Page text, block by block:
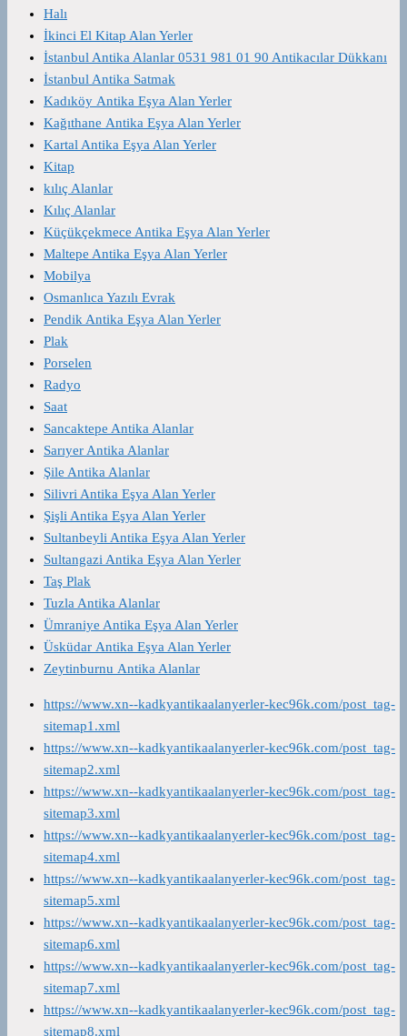
Halı
İkinci El Kitap Alan Yerler
İstanbul Antika Alanlar 0531 981 01 90 Antikacılar Dükkanı
İstanbul Antika Satmak
Kadıköy Antika Eşya Alan Yerler
Kağıthane Antika Eşya Alan Yerler
Kartal Antika Eşya Alan Yerler
Kitap
kılıç Alanlar
Kılıç Alanlar
Küçükçekmece Antika Eşya Alan Yerler
Maltepe Antika Eşya Alan Yerler
Mobilya
Osmanlıca Yazılı Evrak
Pendik Antika Eşya Alan Yerler
Plak
Porselen
Radyo
Saat
Sancaktepe Antika Alanlar
Sarıyer Antika Alanlar
Şile Antika Alanlar
Silivri Antika Eşya Alan Yerler
Şişli Antika Eşya Alan Yerler
Sultanbeyli Antika Eşya Alan Yerler
Sultangazi Antika Eşya Alan Yerler
Taş Plak
Tuzla Antika Alanlar
Ümraniye Antika Eşya Alan Yerler
Üsküdar Antika Eşya Alan Yerler
Zeytinburnu Antika Alanlar
https://www.xn--kadkyantikaalanyerler-kec96k.com/post_tag-
sitemap1.xml
https://www.xn--kadkyantikaalanyerler-kec96k.com/post_tag-
sitemap2.xml
https://www.xn--kadkyantikaalanyerler-kec96k.com/post_tag-
sitemap3.xml
https://www.xn--kadkyantikaalanyerler-kec96k.com/post_tag-
sitemap4.xml
https://www.xn--kadkyantikaalanyerler-kec96k.com/post_tag-
sitemap5.xml
https://www.xn--kadkyantikaalanyerler-kec96k.com/post_tag-
sitemap6.xml
https://www.xn--kadkyantikaalanyerler-kec96k.com/post_tag-
sitemap7.xml
https://www.xn--kadkyantikaalanyerler-kec96k.com/post_tag-
sitemap8.xml